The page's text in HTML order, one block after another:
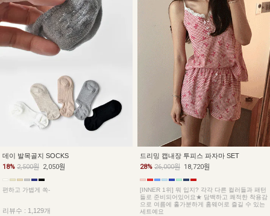
데이 발목골지 SOCKS
18% 2,500원 2,050원
편하고 가볍게 쏙-
리뷰수 : 1,129개
드리밍 캡내장 투피스 파자마 SET
28% 26,000원 18,720원
[INNER 1위] 뭐 입지? 각각 다른 컬러들과 패턴
들로 준비되어있어요★ 담백하고 쾌적한 착용감
으로 여름에 홀가분하게 홈웨어로 즐길 수 있는
세트예요